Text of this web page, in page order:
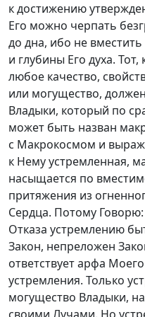
к достижению
Его можно черпать
до дна, ибо не
и глубины Его духа.
любое качество,
или могущество,
Владыки, который по
может быть назван
с Макрокосмом и
к Нему устремленная,
насыщается по
притяжения из
Сердца. Потому
Отказа устремлению
Закон, непреложен
ответствует арфа
устремления. Только
могущество Владыки,